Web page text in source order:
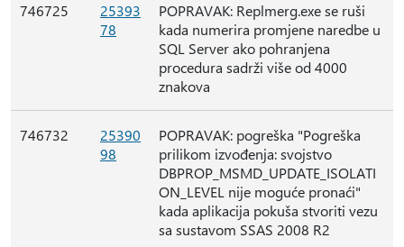
746725
25393
78
POPRAVAK: Replmerg.exe se ruši
kada numerira promjene naredbe u
SQL Server ako pohranjena
procedura sadrži više od 4000
znakova
746732
25390
98
POPRAVAK: pogreška "Pogreška
prilikom izvođenja: svojstvo
DBPROP_MSMD_UPDATE_ISOLATI
ON_LEVEL nije moguće pronaći"
kada aplikacija pokuša stvoriti vezu
sa sustavom SSAS 2008 R2